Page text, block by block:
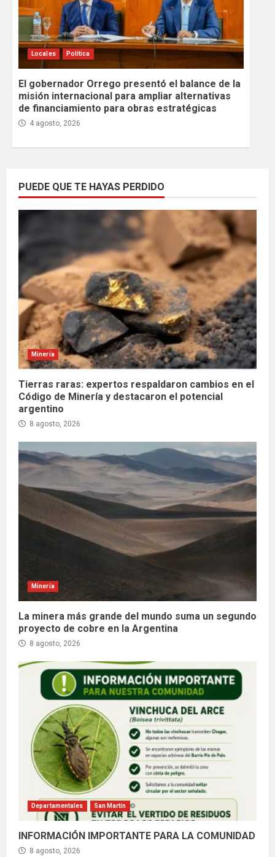
Locales Política
El gobernador Orrego presentó el balance de la
misión internacional para ampliar alternativas
de financiamiento para obras estratégicas
4 agosto, 2026
PUEDE QUE TE HAYAS PERDIDO
Minería
Tierras raras: expertos respaldaron cambios en el
Código de Minería y destacaron el potencial
argentino
8 agosto, 2026
Minería
La minera más grande del mundo suma un segundo
proyecto de cobre en la Argentina
8 agosto, 2026
Departamentales San Martín
INFORMACIÓN IMPORTANTE PARA LA COMUNIDAD
8 agosto, 2026